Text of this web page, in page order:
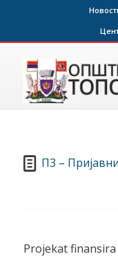
П3 –
Projekat